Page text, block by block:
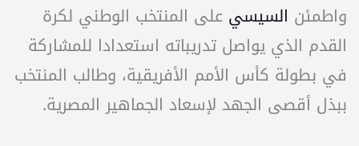
واطمئن السيسي على المنتخب الوطني لكرة
القدم الذي يواصل تدريباته استعدادا للمشاركة
في بطولة كأس الأمم الأفريقية، وطالب المنتخب
ببذل أقصى الجهد لإسعاد الجماهير المصرية.